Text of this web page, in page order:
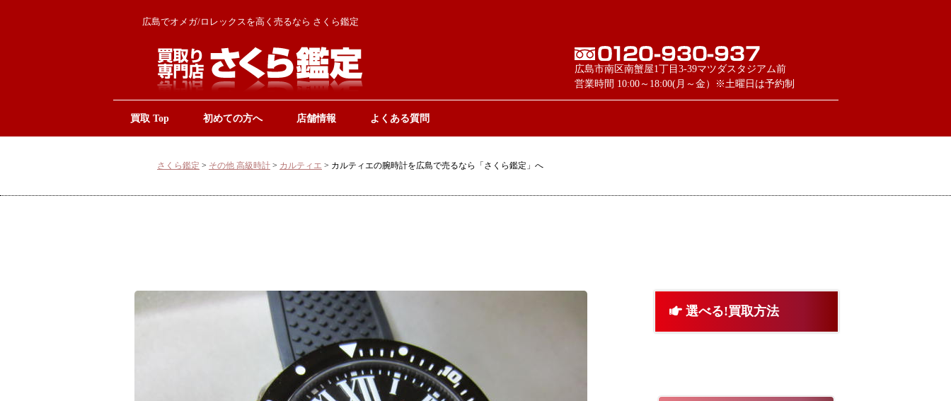
広島でオメガ/ロレックスを高く売るなら さくら鑑定
広島市南区南蟹屋1丁目3-39マツダスタジアム前
営業時間 10:00～18:00(月～金）※土曜日は予約制
買取 Top 初めての方へ 店舗情報 よくある質問
さくら鑑定 > その他 高級時計 > カルティエ > カルティエの腕時計を広島で売るなら「さくら鑑定」へ
選べる!買取方法